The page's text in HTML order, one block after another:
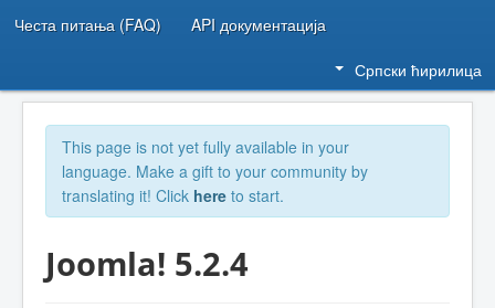
Честа питања (FAQ) API документација
Српски ћирилица
This page is not yet fully available in your
language. Make a gift to your community by
translating it! Click here to start.
Joomla! 5.2.4